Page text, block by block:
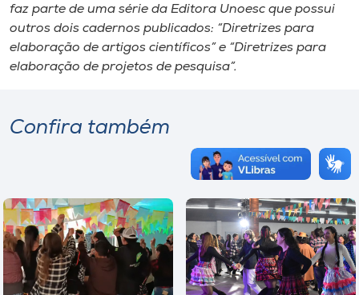
faz parte de uma série da Editora Unoesc que possui
outros dois cadernos publicados: “Diretrizes para
elaboração de artigos científicos” e “Diretrizes para
elaboração de projetos de pesquisa”.
Confira também